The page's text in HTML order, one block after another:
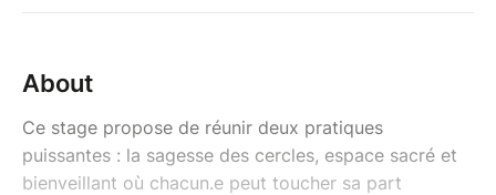
About
Ce stage propose de réunir deux pratiques
puissantes : la sagesse des cercles, espace sacré et
bienveillant où chacun.e peut toucher sa part